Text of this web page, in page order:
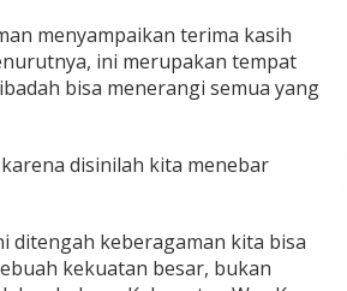
menyampaikan terima kasih
ini merupakan tempat
bisa menerangi semua yang
disinilah kita menebar
ditengah keberagaman kita bisa
kekuatan besar, bukan